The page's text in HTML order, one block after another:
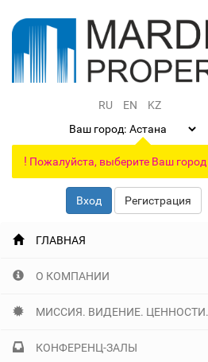
RU EN
KZ
Ваш город:
! Пожалуйста, выберите Ваш город
Вход Регистрация
ГЛАВНАЯ
О КОМПАНИИ
МИССИЯ. ВИДЕНИЕ. ЦЕННОСТИ.
КОНФЕРЕНЦ-ЗАЛЫ